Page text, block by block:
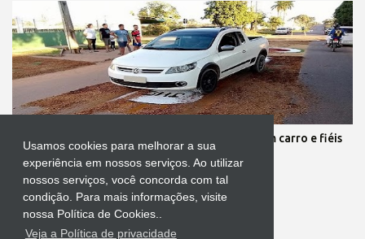
Usamos cookies para melhorar a sua
experiência em nossos serviços. Ao utilizar
nossos serviços, você concorda com tal
condição. Para mais informações, visite
nossa Política de Cookies..
Veja a Política de privacidade
Protestante destrói tapete de Corpus Christi com carro e fiéis
se revoltam